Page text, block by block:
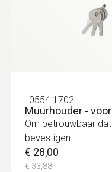
1.000.000
-20 tot +55 °C
met speciaal
Thermokoppel
: 0554 1702
Muurhouder -
Om betrouwbaar
bevestigen
€ 28,00
€ 33,88